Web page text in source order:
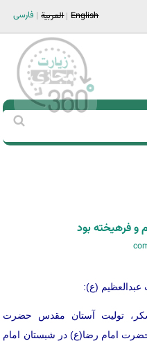
فارسی العربية English
و فرهیخته بود
(ع):
تولیت آستان مقدس حضرت
حضرت امام رضا(ع) در شبستان امام